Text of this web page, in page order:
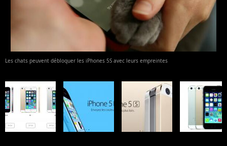
Les chats peuvent débloquer les iPhones 5S avec leurs empreintes